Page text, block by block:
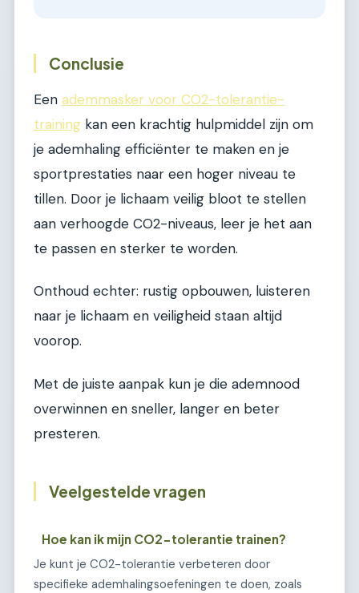
Conclusie
Een ademmasker voor CO2-tolerantie-
training kan een krachtig hulpmiddel zijn om
je ademhaling efficiënter te maken en je
sportprestaties naar een hoger niveau te
tillen. Door je lichaam veilig bloot te stellen
aan verhoogde CO2-niveaus, leer je het aan
te passen en sterker te worden.
Onthoud echter: rustig opbouwen, luisteren
naar je lichaam en veiligheid staan altijd
voorop.
Met de juiste aanpak kun je die ademnood
overwinnen en sneller, langer en beter
presteren.
Veelgestelde vragen
Hoe kan ik mijn CO2-tolerantie trainen?
Je kunt je CO2-tolerantie verbeteren door
specifieke ademhalingsoefeningen te doen, zoals